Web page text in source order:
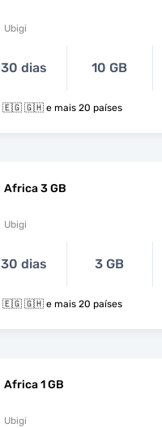
Ubigi
30 dias 10 GB
🇨🇲 🇪🇬 🇬🇭 e mais 20 países
Africa 3 GB
Ubigi
30 dias 3 GB
🇨🇲 🇪🇬 🇬🇭 e mais 20 países
Africa 1 GB
Ubigi